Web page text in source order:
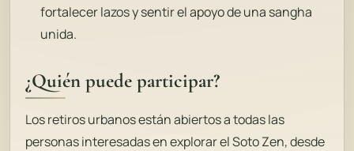
fortalecer lazos y sentir el apoyo de una sangha
unida.
¿Quién puede participar?
Los retiros urbanos están abiertos a todas las
personas interesadas en explorar el Soto Zen, desde